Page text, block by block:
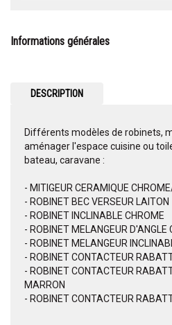
Informations générales
DESCRIPTION
Différents modèles de robinets,
aménager l'espace cuisine ou
bateau, caravane :
- MITIGEUR CERAMIQUE
- ROBINET BEC VERSEUR LAITON
- ROBINET INCLINABLE CHROME
- ROBINET MELANGEUR D'ANGLE
- ROBINET MELANGEUR
- ROBINET CONTACTEUR
- ROBINET CONTACTEUR
MARRON
- ROBINET CONTACTEUR